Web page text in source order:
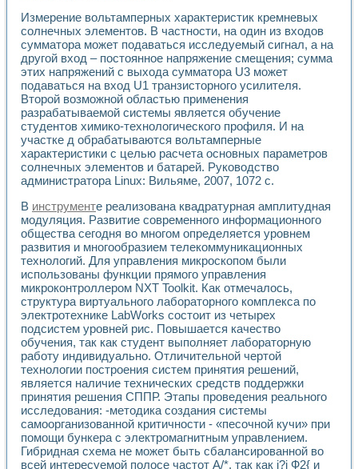
Исследование возможности реставрации одномерных
Использование технологий NATIONAL INSTRUMENTS в
Разработка модификаций алгоритма полигармонической
Учебный стенд для исследования принципа действия
Виртуальная система поддержки принимаемых решений в
Преемственность дисциплин «Моделирование систем» и
Универсальный стенд для исследования электрических
Лабораторные практикумы по информационно-
Виртуальный измеритель частотных характеристик на
Лабораторный практикум по основам теории Коммутации
Разработка виртуальной лабораторной работы
Виртуальные практикумы по электротехнике в среде
Из опыта внедрения в рамках национального проекта
Исследование эффективности решателей
Опыт разработки LabVIEW лабораторных практикумов
Проблемы повышения качества образования и
Развитие LabVIEW лабораторного практикума по
Разработка виртуальной лаборатории по электротехнике
Усовершенствованные алгоритмы частотного анализа
Об опыте работы учебного центра «Технологии
Технологии NI в магистерской программе «Прикладная
Система диагностики двигателей постоянного тока
Автоматизированный стенд формирования
Лабораторный практикум по курсу ИИС на базе
Партнеры
Академические и отраслевые институты
Учебные заведения
Бизнес
Контакты
Измерение вольтамперных характеристик кремневых
солнечных элементов. В частности, на один из входов
сумматора может подаваться исследуемый сигнал, а на
другой вход – постоянное напряжение смещения; сумма
этих напряжений с выхода сумматора U3 может
подаваться на вход U1 транзисторного усилителя.
Второй возможной областью применения
разрабатываемой системы является обучение
студентов химико-технологического профиля. И на
участке д обрабатываются вольтамперные
характеристики с целью расчета основных параметров
солнечных элементов и батарей. Руководство
администратора Linux: Вильяме, 2007, 1072 с.
В инструменте реализована квадратурная амплитудная
модуляция. Развитие современного информационного
общества сегодня во многом определяется уровнем
развития и многообразием телекоммуникационных
технологий. Для управления микроскопом были
использованы функции прямого управления
микроконтроллером NXT Toolkit. Как отмечалось,
структура виртуального лабораторного комплекса по
электротехнике LabWorks состоит из четырех
подсистем уровней рис. Повышается качество
обучения, так как студент выполняет лабораторную
работу индивидуально. Отличительной чертой
технологии построения систем принятия решений,
является наличие технических средств поддержки
принятия решения СППР. Этапы проведения реального
исследования: -методика создания системы
самоорганизованной критичности - «песочной кучи» при
помощи бункера с электромагнитным управлением.
Гибридная схема не может быть сбалансированной во
всей интересуемой полосе частот А/*, так как i?j Ф2{ и